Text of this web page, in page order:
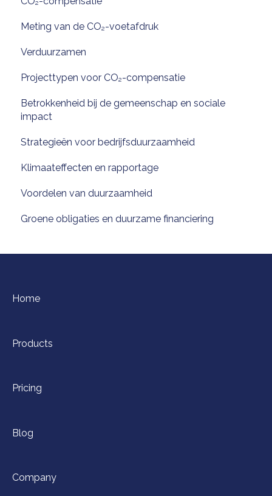
Meting van de CO₂-voetafdruk
Verduurzamen
Projecttypen voor CO₂-compensatie
Betrokkenheid bij de gemeenschap en sociale
impact
Strategieën voor bedrijfsduurzaamheid
Klimaateffecten en rapportage
Voordelen van duurzaamheid
Groene obligaties en duurzame financiering
Home
Products
Pricing
Blog
Company